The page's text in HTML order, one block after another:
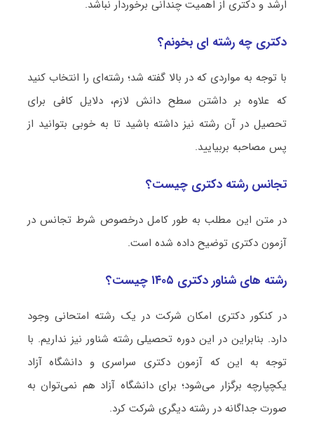
ارشد و دکتری از اهمیت چندانی برخوردار نباشد.
دکتری چه رشته ای بخونم؟
با توجه به مواردی که در بالا گفته شد؛ رشته‌ای را انتخاب کنید
که علاوه بر داشتن سطح دانش لازم، دلایل کافی برای
تحصیل در آن رشته نیز داشته باشید تا به خوبی بتوانید از
پس مصاحبه بربیایید.
تجانس رشته دکتری چیست؟
در متن این مطلب به طور کامل درخصوص شرط تجانس در
آزمون دکتری توضیح داده شده است.
رشته های شناور دکتری ۱۴۰۵ چیست؟
در کنکور دکتری امکان شرکت در یک رشته امتحانی وجود
دارد. بنابراین در این دوره تحصیلی رشته شناور نیز نداریم. با
توجه به این که آزمون دکتری سراسری و دانشگاه آزاد
یکچپارچه برگزار می‌شود؛ برای دانشگاه آزاد هم نمی‌توان به
صورت جداگانه در رشته دیگری شرکت کرد.